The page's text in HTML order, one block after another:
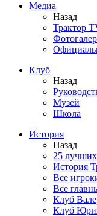
Медиа
Назад
Трактор
Клуб
Назад
Музей
Школа
История
Назад
25
История
Все
Все
Клуб
Клуб